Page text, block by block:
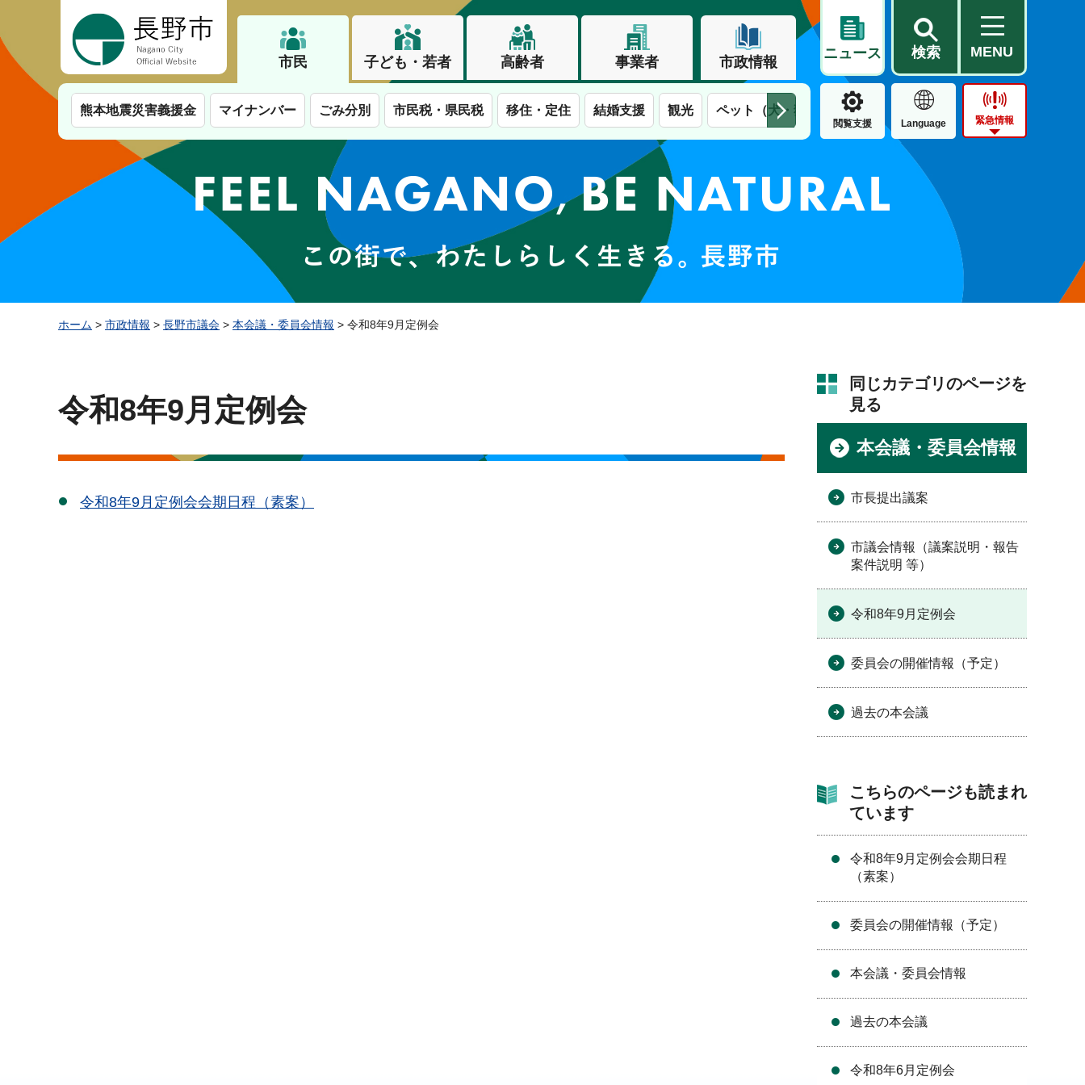
市民 子ども・若者 高齢者 事業者 市政情報
ニュース 検索 MENU
熊本地震災害義援金 マイナンバー ごみ分別 市民税・県民税 移住・定住 結婚支援 観光 ペット（犬・猫） 住民票・戸籍 公営住宅
閲覧支援 Language 緊急情報
この街で、わたしらしく生きる。長野市
ホーム > 市政情報 > 長野市議会 > 本会議・委員会情報 > 令和8年9月定例会
令和8年9月定例会
令和8年9月定例会会期日程（素案）
同じカテゴリのページを
見る
本会議・委員会情報
市長提出議案
市議会情報（議案説明・報告
案件説明 等）
令和8年9月定例会
委員会の開催情報（予定）
過去の本会議
こちらのページも読まれ
ています
令和8年9月定例会会期日程
（素案）
委員会の開催情報（予定）
本会議・委員会情報
過去の本会議
令和8年6月定例会